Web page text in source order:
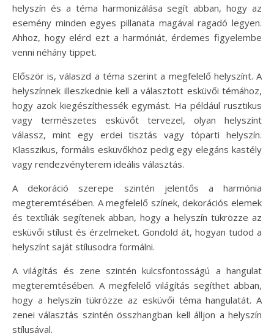
helyszín és a téma harmonizálása segít abban, hogy az
esemény minden egyes pillanata magával ragadó legyen.
Ahhoz, hogy elérd ezt a harmóniát, érdemes figyelembe
venni néhány tippet.
Először is, válaszd a téma szerint a megfelelő helyszínt. A
helyszínnek illeszkednie kell a választott esküvői témához,
hogy azok kiegészíthessék egymást. Ha például rusztikus
vagy természetes esküvőt tervezel, olyan helyszínt
válassz, mint egy erdei tisztás vagy tóparti helyszín.
Klasszikus, formális esküvőkhöz pedig egy elegáns kastély
vagy rendezvényterem ideális választás.
A dekoráció szerepe szintén jelentős a harmónia
megteremtésében. A megfelelő színek, dekorációs elemek
és textíliák segítenek abban, hogy a helyszín tükrözze az
esküvői stílust és érzelmeket. Gondold át, hogyan tudod a
helyszínt saját stílusodra formálni.
A világítás és zene szintén kulcsfontosságú a hangulat
megteremtésében. A megfelelő világítás segíthet abban,
hogy a helyszín tükrözze az esküvői téma hangulatát. A
zenei választás szintén összhangban kell álljon a helyszín
stílusával.